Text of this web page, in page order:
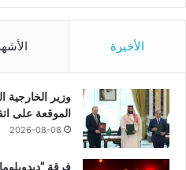
الأخيرة
وزير الخارجية
الموقعة على
2026-08-08
فرقة